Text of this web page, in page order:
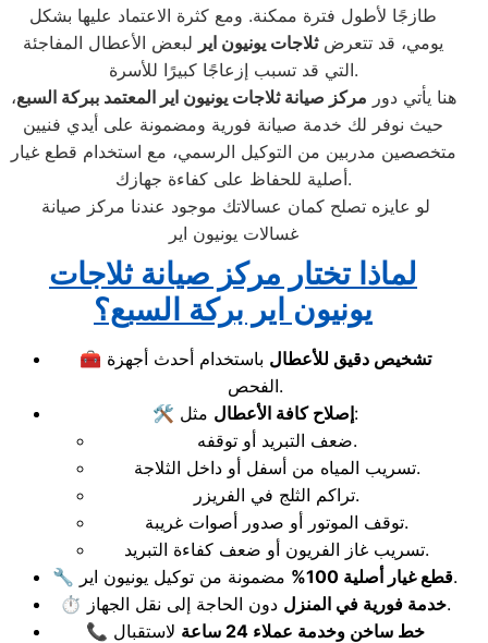
طازجًا لأطول فترة ممكنة. ومع كثرة الاعتماد عليها بشكل
يومي، قد تتعرضثلاجات يونيون اير لبعض الأعطال المفاجئة
التي قد تسبب إزعاجًا كبيرًا للأسرة.
هنا يأتي دور مركز صيانة ثلاجات يونيون اير المعتمد ببركة السبع،
حيث نوفر لك خدمة صيانة فورية ومضمونة على أيدي فنيين
متخصصين مدربين من التوكيل الرسمي، مع استخدام قطع غيار
أصلية للحفاظ على كفاءة جهازك.
غسالات يونيون اير
لماذا تختار مركز صيانة ثلاجات
يونيون اير بركة السبع؟
🧰 تشخيص دقيق للأعطال باستخدام أحدث أجهزة
الفحص.
🛠️
إصلاح كافة الأعطالمثل:
ضعف التبريد أو توقفه.
تسريب المياه من أسفل أو داخل الثلاجة.
تراكم الثلج في الفريزر.
توقف الموتور أو صدور أصوات غريبة.
تسريب غاز الفريون أو ضعف كفاءة التبريد.
🔧
قطع غيار أصلية 100%مضمونة من توكيل يونيون اير.
⏱️
خدمة فورية في المنزلدون الحاجة إلى نقل الجهاز.
📞
خط ساخن وخدمة عملاء 24 ساعة
لاستقبال